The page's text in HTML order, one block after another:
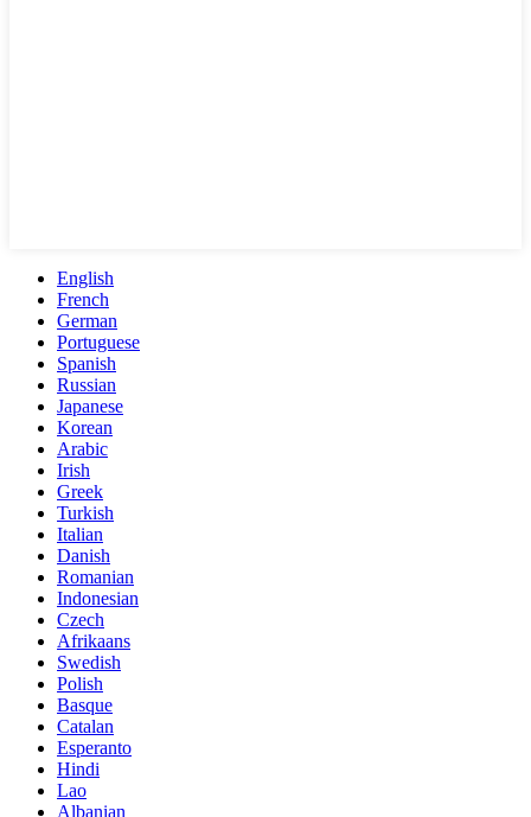
English
French
German
Portuguese
Spanish
Russian
Japanese
Korean
Arabic
Irish
Greek
Turkish
Italian
Danish
Romanian
Indonesian
Czech
Afrikaans
Swedish
Polish
Basque
Catalan
Esperanto
Hindi
Lao
Albanian